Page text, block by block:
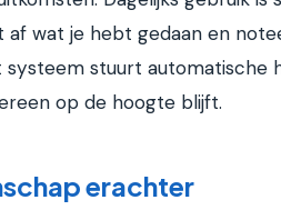
af wat je hebt gedaan en
stuurt automatische
op de hoogte blijft.
erachter